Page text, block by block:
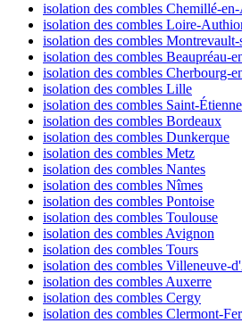
isolation des combles Chemillé-
isolation des combles Loire-
isolation des combles
isolation des combles Beaupréau-
isolation des combles Cherbourg-
isolation des combles Lille
isolation des combles Saint-Étienne
isolation des combles Bordeaux
isolation des combles Dunkerque
isolation des combles Metz
isolation des combles Nantes
isolation des combles Nîmes
isolation des combles Pontoise
isolation des combles Toulouse
isolation des combles Avignon
isolation des combles Tours
isolation des combles Villeneuve-
isolation des combles Auxerre
isolation des combles Cergy
isolation des combles Clermont-